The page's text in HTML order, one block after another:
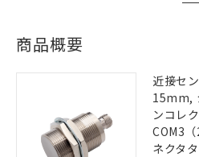
商品概要
近接セ
15mm,
ンコレ
COM3
ネクタ